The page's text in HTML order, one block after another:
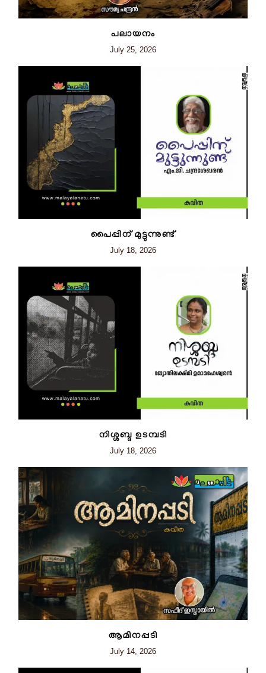
പലായനം
July 25, 2026
പൈപ്പിന് മുട്ടുന്നുണ്ട്
July 18, 2026
നിശ്ശബ്ദ ഉടമ്പടി
July 18, 2026
ആമിനപ്പടി
July 14, 2026